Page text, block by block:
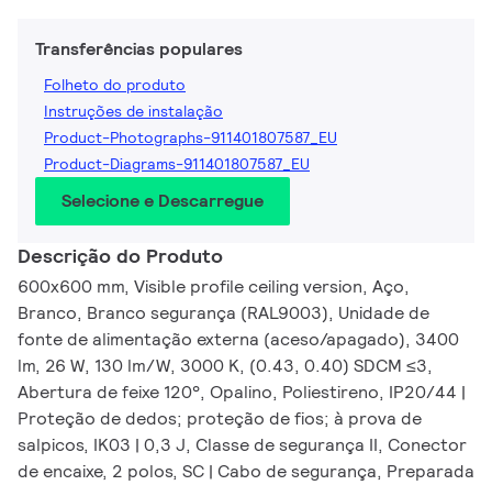
Transferências populares
Folheto do produto
Instruções de instalação
Product-Photographs-911401807587_EU
Product-Diagrams-911401807587_EU
Selecione e Descarregue
Descrição do Produto
600x600 mm, Visible profile ceiling version, Aço,
Branco, Branco segurança (RAL9003), Unidade de
fonte de alimentação externa (aceso/apagado), 3400
lm, 26 W, 130 lm/W, 3000 K, (0.43, 0.40) SDCM ≤3,
Abertura de feixe 120°, Opalino, Poliestireno, IP20/44 |
Proteção de dedos; proteção de fios; à prova de
salpicos, IK03 | 0,3 J, Classe de segurança II, Conector
de encaixe, 2 polos, SC | Cabo de segurança, Preparada